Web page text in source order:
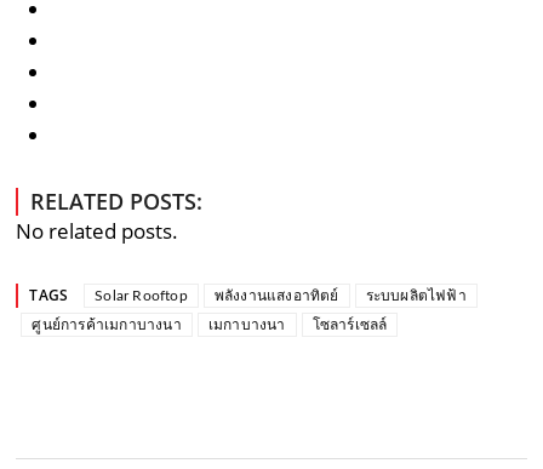
RELATED POSTS:
No related posts.
TAGS Solar Rooftop พลังงานแสงอาทิตย์
ระบบผลิตไฟฟ้า
ศูนย์การค้าเมกาบางนา
เมกาบางนา โซลาร์เซลล์